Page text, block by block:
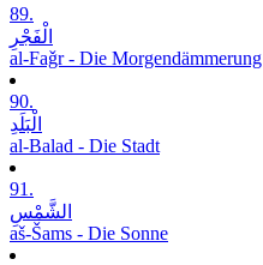
89.
الْفَجْرِ
al-Faǧr - Die Morgendämmerung
90.
الْبَلَدِ
al-Balad - Die Stadt
91.
الشَّمْسِ
aš-Šams - Die Sonne